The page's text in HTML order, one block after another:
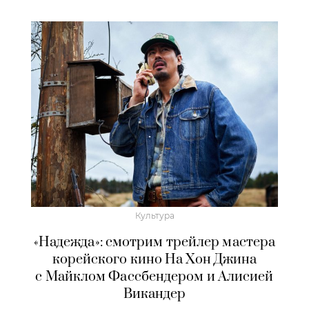
Культура
«Надежда»: смотрим трейлер мастера
корейского кино На Хон Джина
с Майклом Фассбендером и Алисией
Викандер